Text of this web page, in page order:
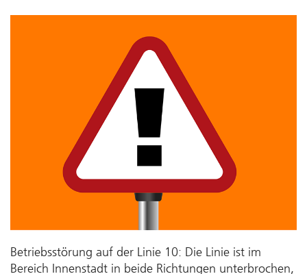
Betriebsstörung auf der Linie 10: Die Linie ist im
Bereich Innenstadt in beide Richtungen unterbrochen,